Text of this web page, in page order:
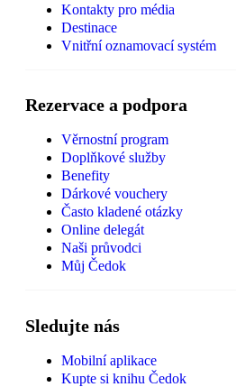
Kontakty pro média
Destinace
Vnitřní oznamovací systém
Rezervace a podpora
Věrnostní program
Doplňkové služby
Benefity
Dárkové vouchery
Často kladené otázky
Online delegát
Naši průvodci
Můj Čedok
Sledujte nás
Mobilní aplikace
Kupte si knihu Čedok